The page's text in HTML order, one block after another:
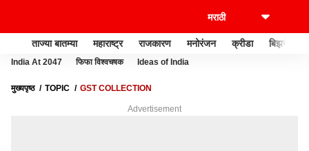
ताज्या बातम्या महाराष्ट्र राजकारण मनोरंजन क्रीडा बिझनेस
India At 2047 फिफा विश्वचषक Ideas of India
मुख्यपृष्ठ TOPIC GST COLLECTION
Advertisement